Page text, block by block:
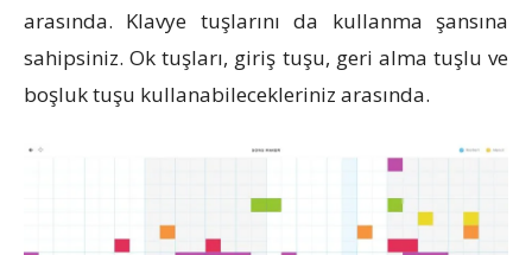
arasında. Klavye tuşlarını da kullanma şansına
sahipsiniz. Ok tuşları, giriş tuşu, geri alma tuşlu ve
boşluk tuşu kullanabilecekleriniz arasında.